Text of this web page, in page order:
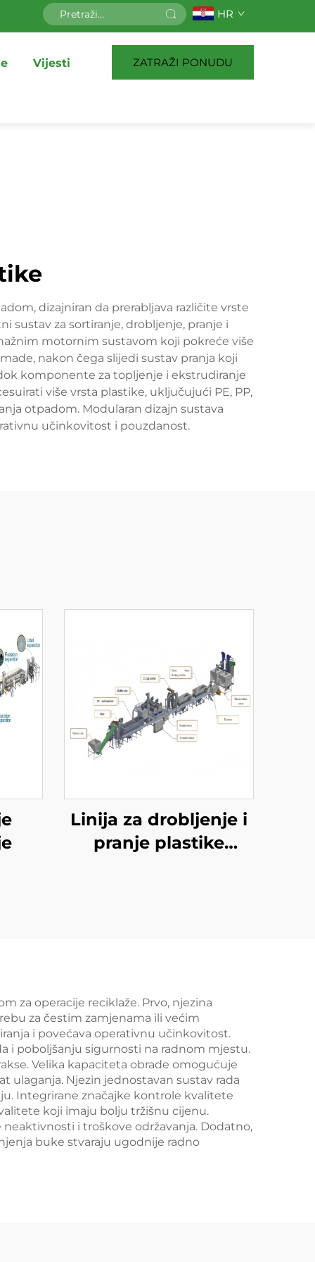
HR
Vijesti ZATRAŽI PONUDU
dizajniran da prerabljava različite vrste
sustav za sortiranje, drobljenje, pranje i
motornim sustavom koji pokreće više
nakon čega slijedi sustav pranja koji
komponente za topljenje i ekstrudiranje
više vrsta plastike, uključujući PE, PP,
otpadom. Modularan dizajn sustava
učinkovitost i pouzdanost.
Linija za drobljenje i
pranje plastike
za operacije reciklaže. Prvo, njezina
za čestim zamjenama ili većim
i povećava operativnu učinkovitost.
i poboljšanju sigurnosti na radnom mjestu.
Velika kapaciteta obrade omogućuje
ulaganja. Njezin jednostavan sustav rada
Integrirane značajke kontrole kvalitete
koji imaju bolju tržišnu cijenu.
i troškove održavanja. Dodatno,
buke stvaraju ugodnije radno